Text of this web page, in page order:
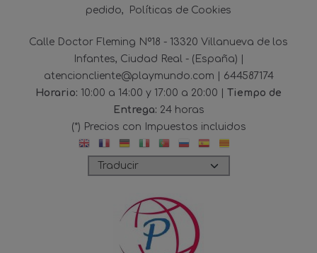
pedido
Políticas de Cookies
Calle Doctor Fleming Nº18 - 13320 Villanueva de los
Infantes, Ciudad Real - (España) |
atencioncliente@playmundo.com | 644587174
Horario: 10:00 a 14:00 y 17:00 a 20:00 | Tiempo de
Entrega: 24 horas
(*) Precios con Impuestos incluidos